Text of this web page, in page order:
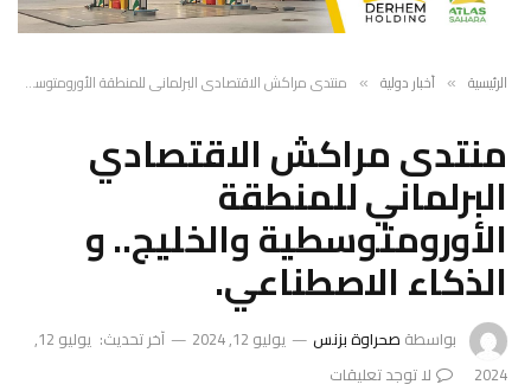
الرئيسية » أخبار دولية » منتدى مراكش الاقتصادي البرلماني للمنطقة الأورومتوسطية والخليج.. و الذكاء الاصطناعي.
منتدى مراكش الاقتصادي
البرلماني للمنطقة
الأورومتوسطية والخليج.. و
الذكاء الاصطناعي.
بواسطة صحراوة بزنس يوليو 12, 2024 آخر تحديث:
يوليو 12,
2024
لا توجد تعليقات